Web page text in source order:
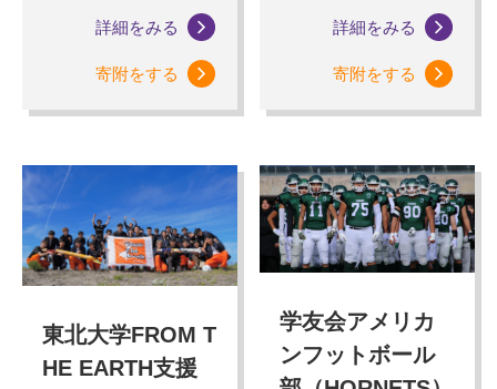
詳細をみる
寄附をする
詳細をみる
寄附をする
東北大学FROM T
HE EARTH支援
学友会アメリカ
ンフットボール